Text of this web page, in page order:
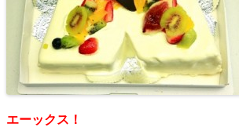
エーックス！